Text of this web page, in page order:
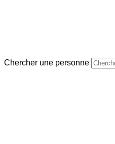
Chercher une personne